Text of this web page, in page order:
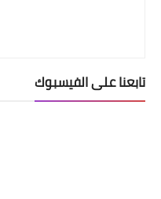
تابعنا على الفيسبوك